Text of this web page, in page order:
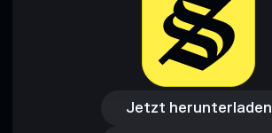
Jetzt herunterladen
Jetzt herunterladen
Zugriff auf die Wallet